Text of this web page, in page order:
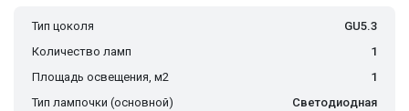
Тип цоколя
GU5.3
Количество ламп
1
Площадь освещения, м2
1
Тип лампочки (основной)
Светодиодная